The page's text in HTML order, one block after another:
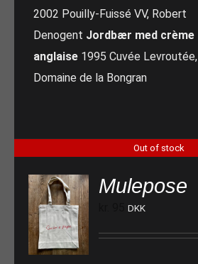
2002 Pouilly-Fuissé VV, Robert
Denogent Jordbær med crème
anglaise 1995 Cuvée Levroutée,
Domaine de la Bongran
Out of stock
Mulepose
DKK